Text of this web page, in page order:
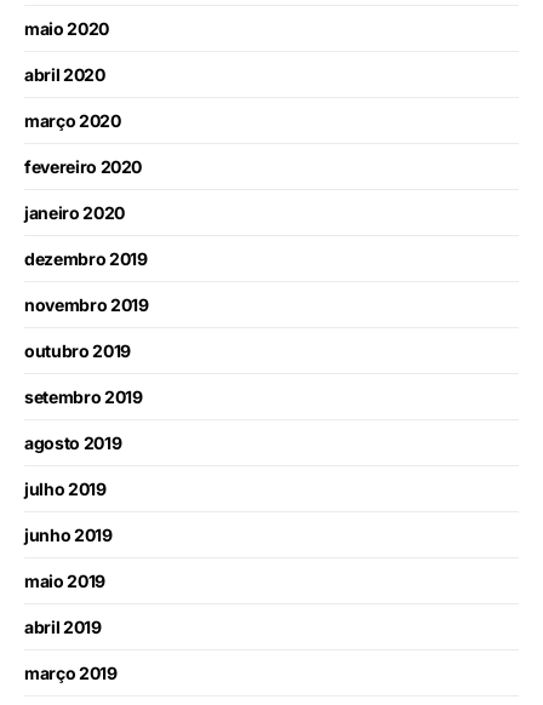
maio 2020
abril 2020
março 2020
fevereiro 2020
janeiro 2020
dezembro 2019
novembro 2019
outubro 2019
setembro 2019
agosto 2019
julho 2019
junho 2019
maio 2019
abril 2019
março 2019